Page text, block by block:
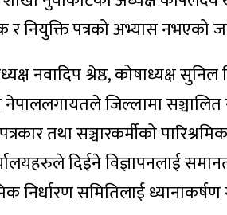
र नियुक्ति पत्रको अभ्यास नभएको
नवादिप श्रेष्ठ, कोषाध्यक्ष
नेपाललगायतले जिल्लामा सञ्चालित
तथा सञ्चारकर्मीको
दिईने विज्ञापनलाई
निर्धारण समितिलाई